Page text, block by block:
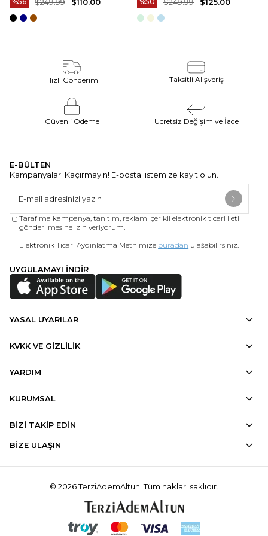
KAHVERENGI T20129-03
Hızlı Gönderim Taksitli Alışveriş
Güvenli Ödeme Ücretsiz Değişim ve İade
E-BÜLTEN
Kampanyaları Kaçırmayın! E-posta listemize kayıt olun.
Tarafıma kampanya, tanıtım, reklam içerikli elektronik ticari ileti
gönderilmesine izin veriyorum.
Elektronik Ticari Aydınlatma Metnimize buradan ulaşabilirsiniz.
UYGULAMAYI İNDİR
YASAL UYARILAR
KVKK VE GİZLİLİK
YARDIM
KURUMSAL
BİZİ TAKİP EDİN
BİZE ULAŞIN
© 2026 TerziAdemAltun. Tüm hakları saklıdır.